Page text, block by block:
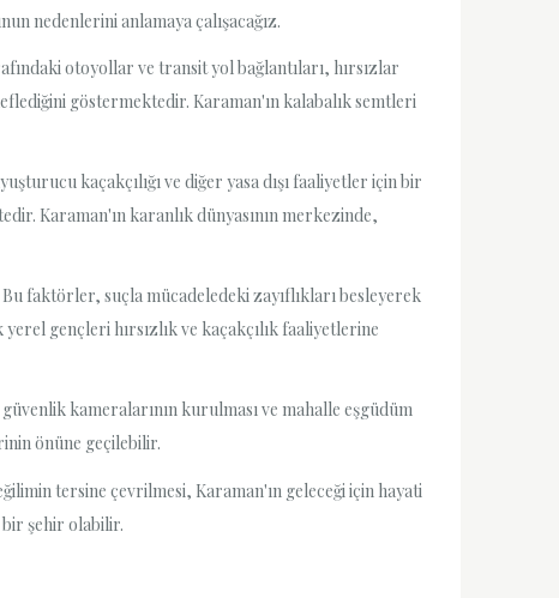
nedenlerini anlamaya çalışacağız.
otoyollar ve transit yol bağlantıları, hırsızlar
göstermektedir. Karaman'ın kalabalık semtleri
kaçakçılığı ve diğer yasa dışı faaliyetler için bir
Karaman'ın karanlık dünyasının merkezinde,
faktörler, suçla mücadeledeki zayıflıkları besleyerek
gençleri hırsızlık ve kaçakçılık faaliyetlerine
kameralarının kurulması ve mahalle eşgüdüm
önüne geçilebilir.
tersine çevrilmesi, Karaman'ın geleceği için hayati
şehir olabilir.